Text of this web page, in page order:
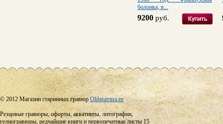
болонка, в...
9200 руб.
© 2012 Магазин старинных гравюрOldgravura.ru
Резцовые гравюры, офорты, акватинты, литографии,
гелиогравюры, редчайшие книги и первопечатные листы 15